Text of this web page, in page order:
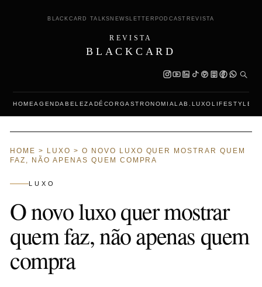
BLACKCARD TALKS NEWSLETTER PODCAST REVISTA
REVISTA
BLACKCARD
HOMEAGENDABELEZA DÉCORGASTRONOMIALAB.LUXOLIFESTYLE
HOME > LUXO > O NOVO LUXO QUER MOSTRAR QUEM
FAZ, NÃO APENAS QUEM COMPRA
LUXO
O novo luxo quer mostrar
quem faz, não apenas quem
compra